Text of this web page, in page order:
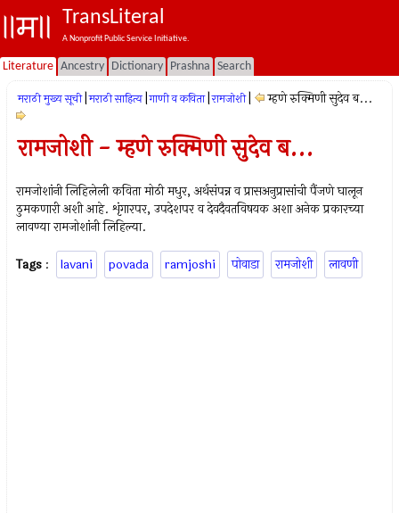
TransLiteral
A Nonprofit Public Service Initiative.
Literature Ancestry Dictionary Prashna Search
मराठी मुख्य सूची मराठी साहित्य गाणी व कविता रामजोशी म्हणे रुक्मिणी सुदेव ब...
रामजोशी - म्हणे रुक्मिणी सुदेव ब...
रामजोशांनी लिहिलेली कविता मोठी मधुर, अर्थसंपन्न व प्रासअनुप्रासांची पैंजणे घालून
ठुमकणारी अशी आहे. शृंगारपर, उपदेशपर व देवदैवतविषयक अशा अनेक प्रकारच्या
लावण्या रामजोशांनी लिहिल्या.
Tags : lavani povada ramjoshi पोवाडा रामजोशी लावणी